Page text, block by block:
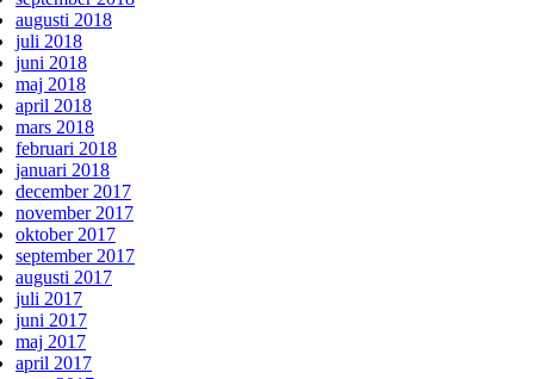
augusti 2018
juli 2018
juni 2018
maj 2018
april 2018
mars 2018
februari 2018
januari 2018
december 2017
november 2017
oktober 2017
september 2017
augusti 2017
juli 2017
juni 2017
maj 2017
april 2017